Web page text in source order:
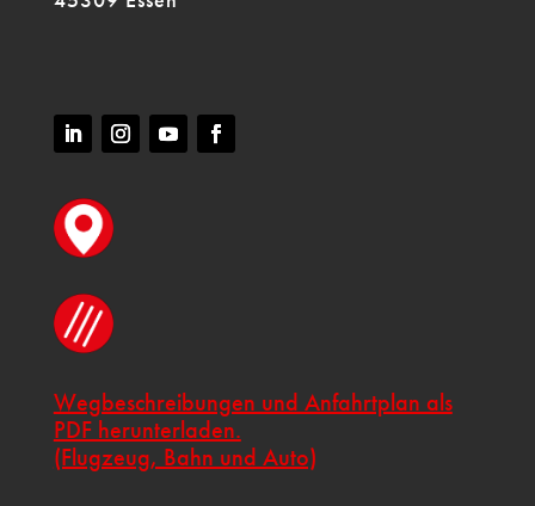
Wegbeschreibungen und Anfahrtplan als
PDF herunterladen.
(Flugzeug, Bahn und Auto)